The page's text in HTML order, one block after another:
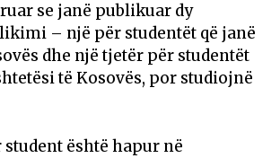
se janë publikuar dy
– një për studentët që janë
dhe një tjetër për studentët
të Kosovës, por studiojnë
është hapur në